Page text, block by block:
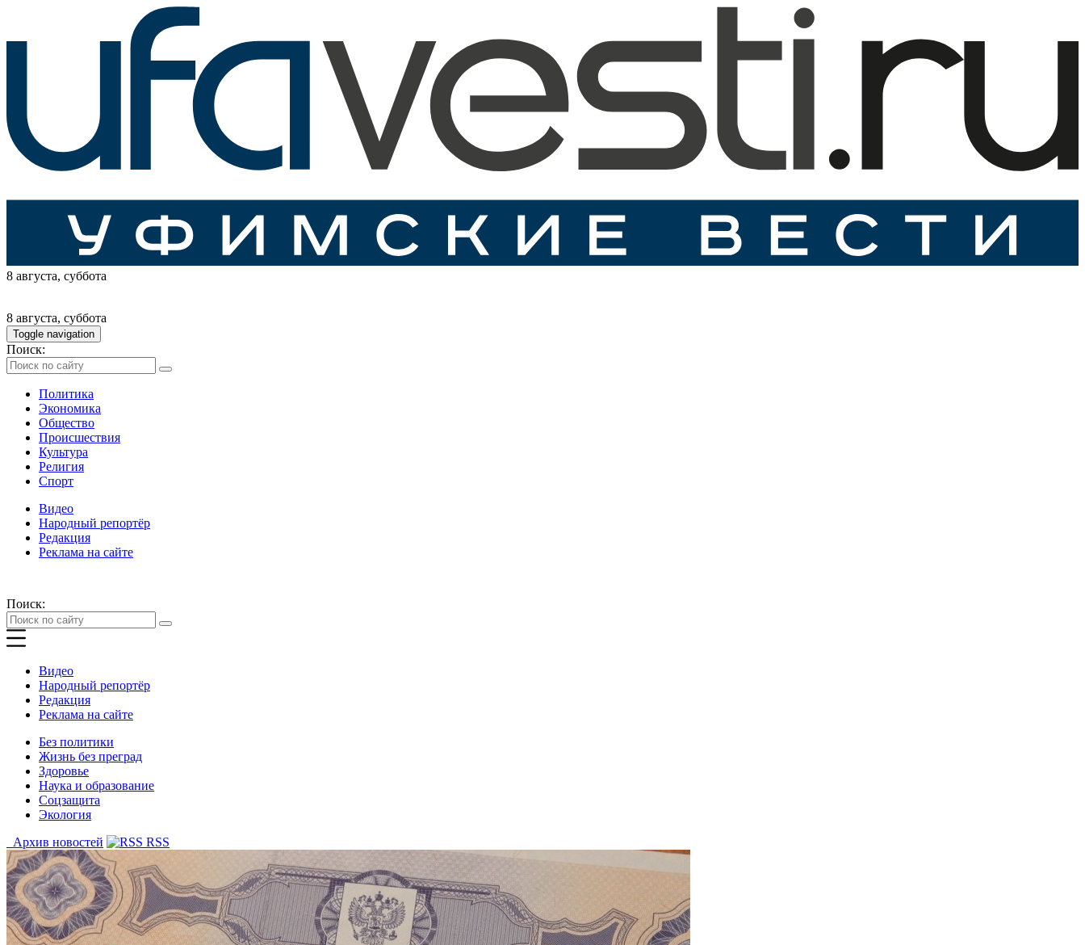
8 августа, суббота
8 августа, суббота
Toggle navigation
Поиск:
Политика
Экономика
Общество
Происшествия
Культура
Религия
Спорт
Видео
Народный репортёр
Редакция
Реклама на сайте
Поиск:
Видео
Народный репортёр
Редакция
Реклама на сайте
Без политики
Жизнь без преград
Здоровье
Наука и образование
Соцзащита
Экология
Архив новостей
RSS